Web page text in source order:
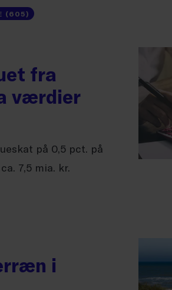
(605)
fra
værdier
på 0,5 pct. på
7,5 mia. kr.
i